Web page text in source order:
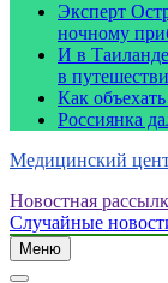
Эксперт
ночному
И в
в
Как
Россиянка
Медицинский
Новостная
Случайные
Меню